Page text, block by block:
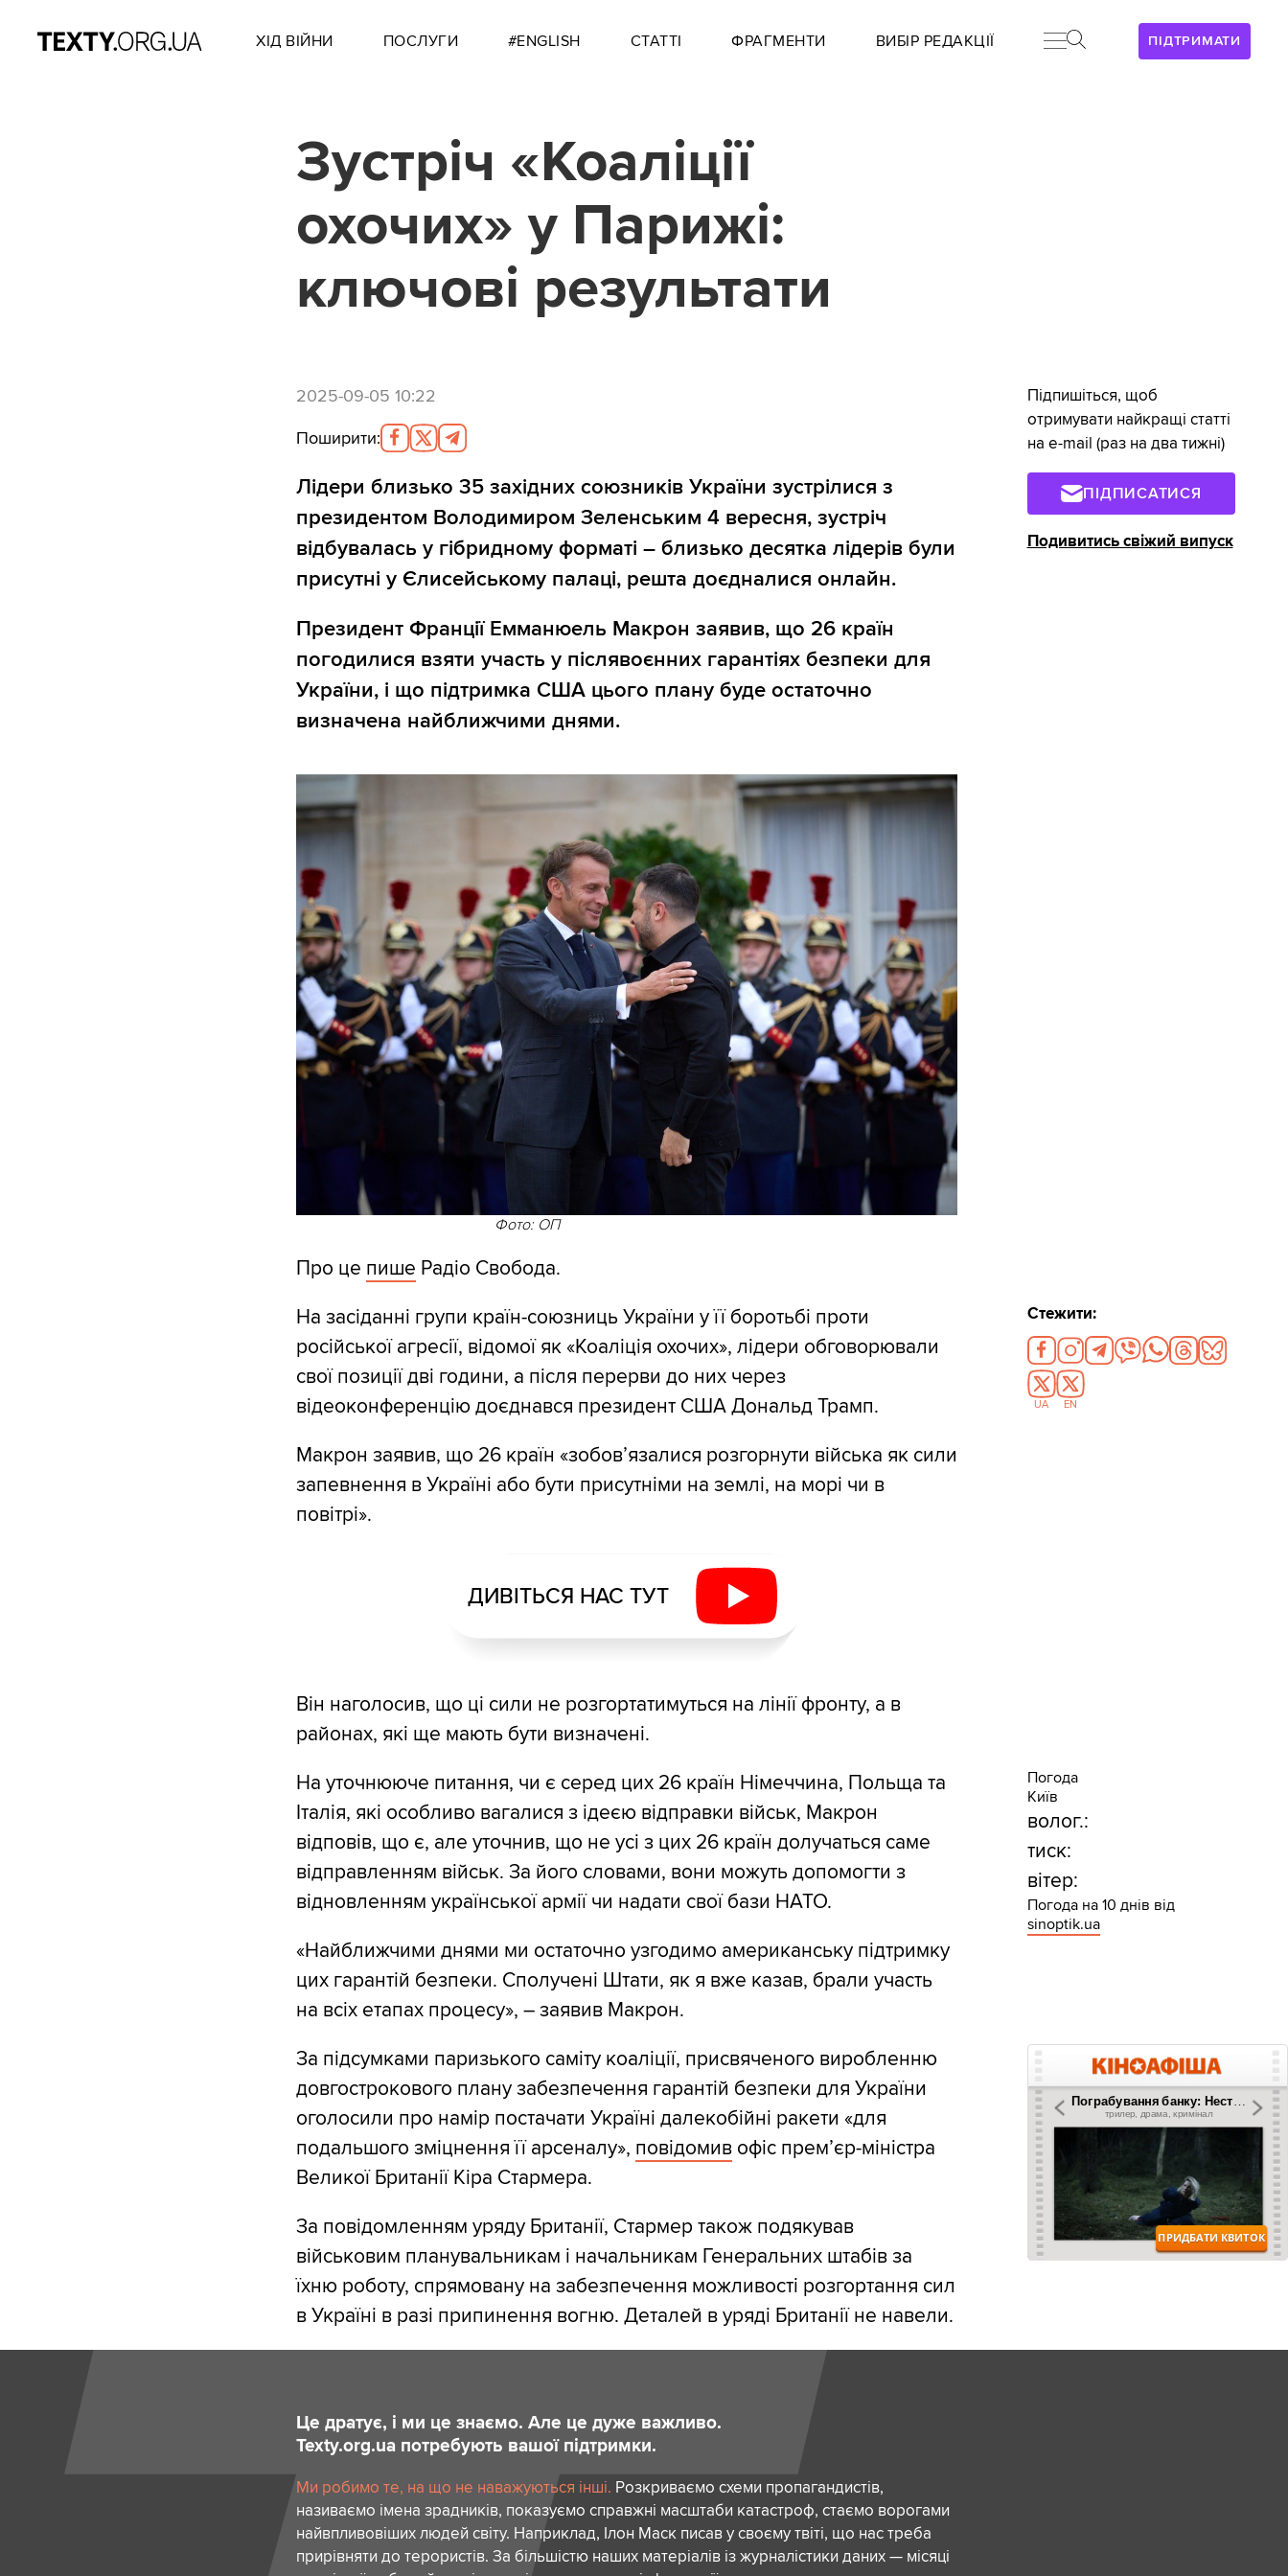
ПІДТРИМАТИ
ХІД ВІЙНИ ПОСЛУГИ #ENGLISH СТАТТІ ФРАГМЕНТИ ВИБІР РЕДАКЦІЇ
Зустріч «Коаліції
охочих» у Парижі:
ключові результати
2025-09-05 10:22
Поширити:
Лідери близько 35 західних союзників України зустрілися з
президентом Володимиром Зеленським 4 вересня, зустріч
відбувалась у гібридному форматі – близько десятка лідерів були
присутні у Єлисейському палаці, решта доєдналися онлайн.
Президент Франції Емманюель Макрон заявив, що 26 країн
погодилися взяти участь у післявоєнних гарантіях безпеки для
України, і що підтримка США цього плану буде остаточно
визначена найближчими днями.
Фото: ОП
Про це пише Радіо Свобода.
На засіданні групи країн-союзниць України у її боротьбі проти
російської агресії, відомої як «Коаліція охочих», лідери обговорювали
свої позиції дві години, а після перерви до них через
відеоконференцію доєднався президент США Дональд Трамп.
Макрон заявив, що 26 країн «зобов’язалися розгорнути війська як сили
запевнення в Україні або бути присутніми на землі, на морі чи в
повітрі».
ДИВІТЬСЯ НАС ТУТ
Він наголосив, що ці сили не розгортатимуться на лінії фронту, а в
районах, які ще мають бути визначені.
На уточнююче питання, чи є серед цих 26 країн Німеччина, Польща та
Італія, які особливо вагалися з ідеєю відправки військ, Макрон
відповів, що є, але уточнив, що не усі з цих 26 країн долучаться саме
відправленням військ. За його словами, вони можуть допомогти з
відновленням української армії чи надати свої бази НАТО.
«Найближчими днями ми остаточно узгодимо американську підтримку
цих гарантій безпеки. Сполучені Штати, як я вже казав, брали участь
на всіх етапах процесу», – заявив Макрон.
За підсумками паризького саміту коаліції, присвяченого виробленню
довгострокового плану забезпечення гарантій безпеки для України
оголосили про намір постачати Україні далекобійні ракети «для
подальшого зміцнення її арсеналу», повідомивофіс прем’єр-міністра
Великої Британії Кіра Стармера.
За повідомленням уряду Британії, Стармер також подякував
військовим планувальникам і начальникам Генеральних штабів за
їхню роботу, спрямовану на забезпечення можливості розгортання сил
в Україні в разі припинення вогню. Деталей в уряді Британії не навели.
Це дратує, і ми це знаємо. Але це дуже важливо.
Texty.org.ua потребують вашої підтримки.
Ми робимо те, на що не наважуються інші. Розкриваємо схеми пропагандистів,
називаємо імена зрадників, показуємо справжні масштаби катастроф, стаємо ворогами
найвпливовіших людей світу. Наприклад, Ілон Маск писав у своєму твіті, що нас треба
прирівняти до терористів. За більшістю наших матеріалів із журналістики даних — місяці
Підпишіться, щоб
отримувати найкращі статті
на e-mail (раз на два тижні)
ПІДПИСАТИСЯ
Подивитись свіжий випуск
Стежити:
UA EN
Погода
Київ
волог.:
тиск:
вітер:
Погода на 10 днів від
sinoptik.ua